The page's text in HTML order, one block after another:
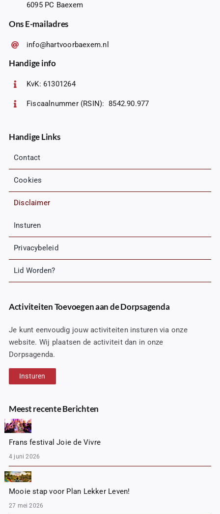
6095 PC Baexem
Ons E-mailadres
info@hartvoorbaexem.nl
Handige info
KvK: 61301264
Fiscaalnummer (RSIN): 8542.90.977
Handige Links
Contact
Cookies
Disclaimer
Insturen
Privacybeleid
Lid Worden?
Activiteiten Toevoegen aan de Dorpsagenda
Je kunt eenvoudig jouw activiteiten insturen via onze
website. Wij plaatsen de activiteit dan in onze
Dorpsagenda.
Insturen
Meest recente Berichten
Frans festival Joie de Vivre
4 juni 2026
Mooie stap voor Plan Lekker Leven!
27 mei 2026